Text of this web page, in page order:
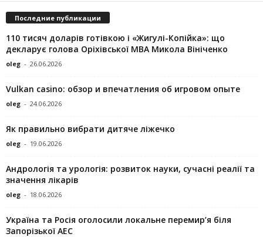
Последние публикации
110 тисяч доларів готівкою і «Жигулі-Копійка»: що
декларує голова Оріхівської МВА Микола Вініченко
oleg - 26.06.2026
Vulkan casino: обзор и впечатления об игровом опыте
oleg - 24.06.2026
Як правильно вибрати дитяче ліжечко
oleg - 19.06.2026
Андрологія та урологія: розвиток науки, сучасні реалії та
значення лікарів
oleg - 18.06.2026
Україна та Росія оголосили локальне перемир’я біля
Запорізької АЕС